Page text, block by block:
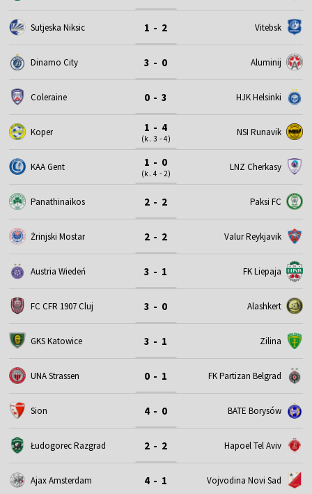
Sutjeska Niksic 1 - 2 Vitebsk
Dinamo City 3 - 0 Aluminij
Coleraine 0 - 3 HJK Helsinki
Koper 1 - 4
(k. 3 - 4)
NSI Runavik
KAA Gent 1 - 0
(k. 4 - 2)
LNZ Cherkasy
Panathinaikos 2 - 2 Paksi FC
Żrinjski Mostar 2 - 2 Valur Reykjavik
Austria Wiedeń 3 - 1 FK Liepaja
FC CFR 1907 Cluj 3 - 0 Alashkert
GKS Katowice 3 - 1 Zilina
UNA Strassen 0 - 1 FK Partizan Belgrad
Sion 4 - 0 BATE Borysów
Łudogorec Razgrad 2 - 2 Hapoel Tel Aviv
Ajax Amsterdam 4 - 1 Vojvodina Novi Sad